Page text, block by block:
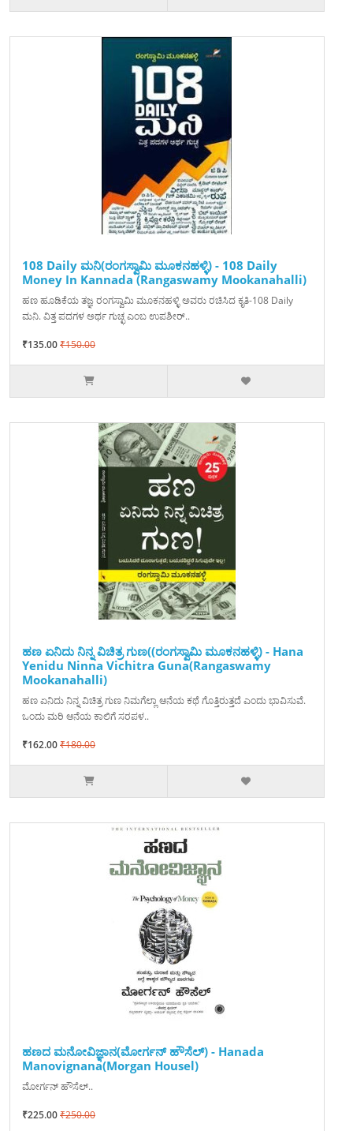
108 Daily ಮನಿ(ರಂಗಸ್ವಾಮಿ ಮೂಕನಹಳ್ಳಿ) - 108 Daily
Money In Kannada (Rangaswamy Mookanahalli)
ಹಣ ಹೂಡಿಕೆಯ ತಜ್ಞ ರಂಗಸ್ವಾಮಿ ಮೂಕನಹಳ್ಳಿ ಅವರು ರಚಿಸಿದ ಕೃತಿ-108 Daily
ಮನಿ. ವಿತ್ತ ಪದಗಳ ಅರ್ಥ ಗುಚ್ಛ ಎಂಬ ಉಪಶೀರ್..
₹135.00₹150.00
ಹಣ ಏನಿದು ನಿನ್ನ ವಿಚಿತ್ರ ಗುಣ((ರಂಗಸ್ವಾಮಿ ಮೂಕನಹಳ್ಳಿ) - Hana
Yenidu Ninna Vichitra Guna(Rangaswamy
Mookanahalli)
ಹಣ ಏನಿದು ನಿನ್ನ ವಿಚಿತ್ರ ಗುಣ ನಿಮಗೆಲ್ಲಾ ಆನೆಯ ಕಥೆ ಗೊತ್ತಿರುತ್ತದೆ ಎಂದು ಭಾವಿಸುವೆ.
ಒಂದು ಮರಿ ಆನೆಯ ಕಾಲಿಗೆ ಸರಪಳ..
₹162.00₹180.00
ಹಣದ ಮನೋವಿಜ್ಞಾನ(ಮೋರ್ಗನ್ ಹೌಸೆಲ್) - Hanada
Manovignana(Morgan Housel)
ಮೋರ್ಗನ್ ಹೌಸೆಲ್..
₹225.00₹250.00